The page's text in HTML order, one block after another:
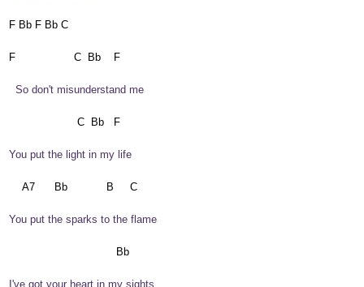
   So don't misunderstand me
You put the light in my life
You put the sparks to the flame
I've got your heart in my sights